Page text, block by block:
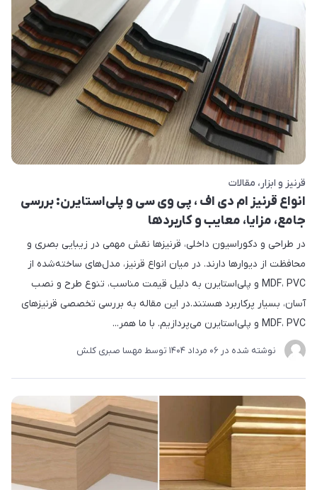
قرنیز و ابزار مقالات
انواع قرنیز ام دی اف ، پی وی سی و پلی‌استایرن: بررسی
جامع، مزایا، معایب و کاربردها
در طراحی و دکوراسیون داخلی، قرنیزها نقش مهمی در زیبایی بصری و
محافظت از دیوارها دارند. در میان انواع قرنیز، مدل‌های ساخته‌شده از
MDF، PVC و پلی‌استایرن به دلیل قیمت مناسب، تنوع طرح و نصب
آسان، بسیار پرکاربرد هستند.در این مقاله به بررسی تخصصی قرنیزهای
MDF، PVC و پلی‌استایرن می‌پردازیم. با ما همر...
نوشته شده در 06 مرداد 1404 توسط مهسا صبری کلش